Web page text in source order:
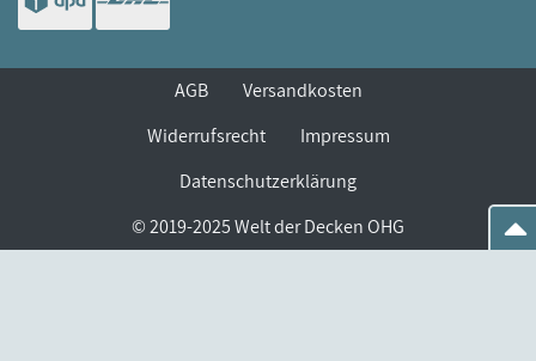
AGB
Versandkosten
Widerrufsrecht
Impressum
Datenschutzerklärung
© 2019-2025 Welt der Decken OHG